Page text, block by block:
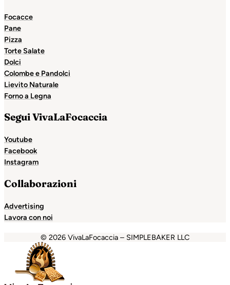
Focacce
Pane
Pizza
Torte Salate
Dolci
Colombe e Pandolci
Lievito Naturale
Forno a Legna
Segui VivaLaFocaccia
Youtube
Facebook
Instagram
Collaborazioni
Advertising
Lavora con noi
© 2026 VivaLaFocaccia – SIMPLEBAKER LLC
Holiganbet